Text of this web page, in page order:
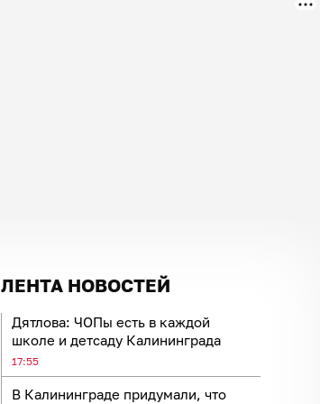
ЛЕНТА НОВОСТЕЙ
Дятлова: ЧОПы есть в каждой
школе и детсаду Калининграда
17:55
В Калининграде придумали, что